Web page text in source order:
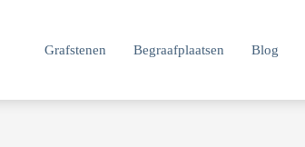
Grafstenen Begraafplaatsen Blog